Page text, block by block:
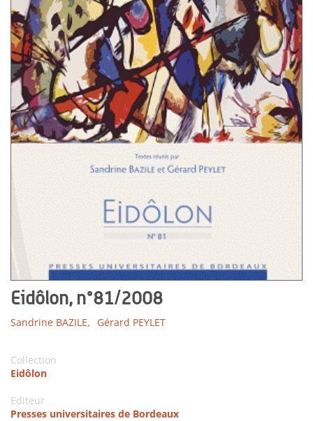
Eidôlon, n°81/2008
Sandrine BAZILE, Gérard PEYLET
Collection
Eidôlon
Editeur
Presses universitaires de Bordeaux